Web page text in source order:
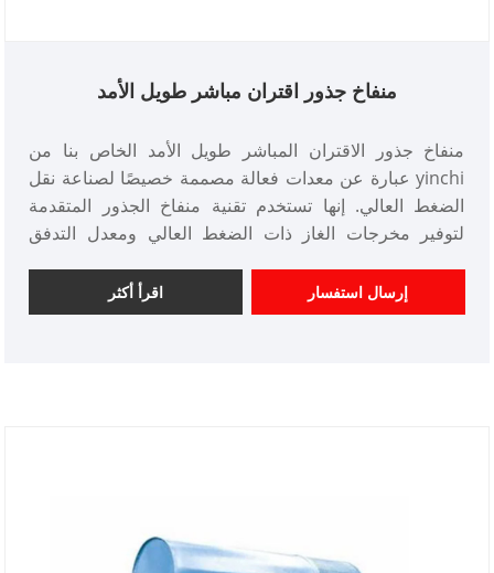
منفاخ جذور اقتران مباشر طويل الأمد
منفاخ جذور الاقتران المباشر طويل الأمد الخاص بنا من
yinchi عبارة عن معدات فعالة مصممة خصيصًا لصناعة نقل
الضغط العالي. إنها تستخدم تقنية منفاخ الجذور المتقدمة
لتوفير مخرجات الغاز ذات الضغط العالي ومعدل التدفق
اقرأ أكثر إرسال استفسار